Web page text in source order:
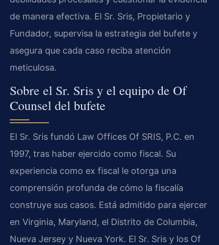
de manera efectiva. El Sr. Sris, Propietario y
Fundador, supervisa la estrategia del bufete y
asegura que cada caso reciba atención
meticulosa.
Sobre el Sr. Sris y el equipo de Of
Counsel del bufete
El Sr. Sris fundó Law Offices Of SRIS, P.C. en
1997, tras haber ejercido como fiscal. Su
experiencia como ex fiscal le otorga una
comprensión profunda de cómo la fiscalía
construye sus casos. Está admitido para ejercer
en Virginia, Maryland, el Distrito de Columbia,
Nueva Jersey y Nueva York. El Sr. Sris y los Of